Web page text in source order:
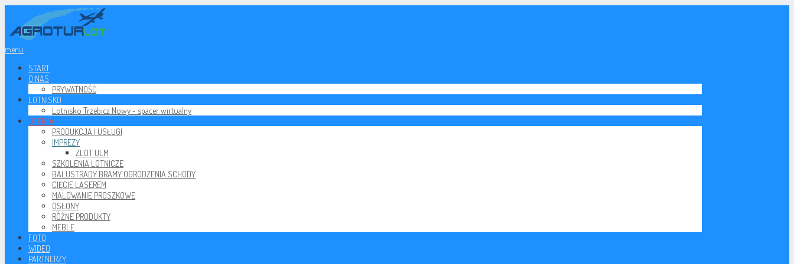
menu
START
O NAS
PRYWATNOŚĆ
LOTNISKO
Lotnisko Trzebicz Nowy - spacer wirtualny
OFERTA
PRODUKCJA I USŁUGI
IMPREZY
ZLOT ULM
SZKOLENIA LOTNICZE
BALUSTRADY BRAMY OGRODZENIA SCHODY
CIĘCIE LASEREM
MALOWANIE PROSZKOWE
OSŁONY
RÓŻNE PRODUKTY
MEBLE
FOTO
WIDEO
PARTNERZY